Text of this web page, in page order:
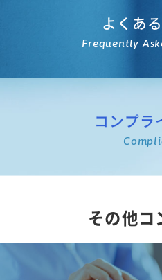
よくあ
Frequently
コンプラ
その他コ